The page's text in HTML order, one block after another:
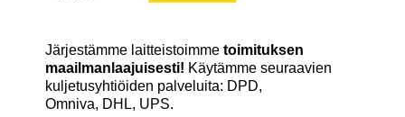
Järjestämme laitteistoimme toimituksen
maailmanlaajuisesti! Käytämme seuraavien
kuljetusyhtiöiden palveluita: DPD,
Omniva, DHL, UPS.